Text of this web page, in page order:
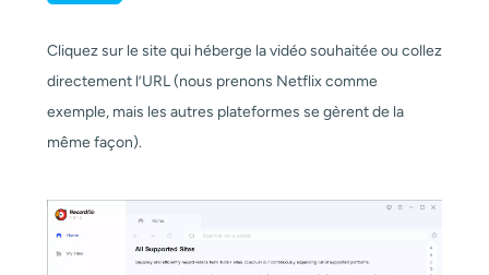
Cliquez sur le site qui héberge la vidéo souhaitée ou collez
directement l’URL (nous prenons Netflix comme
exemple, mais les autres plateformes se gèrent de la
même façon).